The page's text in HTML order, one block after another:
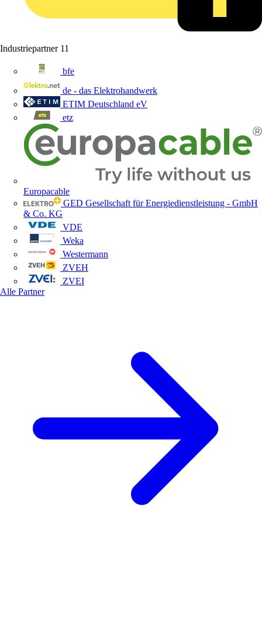
Industriepartner 11
bfe
de - das Elektrohandwerk
ETIM Deutschland eV
etz
Europacable
GED Gesellschaft für Energiedienstleistung - GmbH
& Co. KG
VDE
Weka
Westermann
ZVEH
ZVEI
Alle Partner